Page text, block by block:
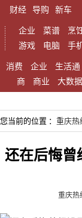
财经
导购 新车
企业 菜谱
烹
游戏
电脑 手
消费 企业 生活通
商
商业 大数据
您当前的位置 ： 重庆热
还在后悔曾
重庆热